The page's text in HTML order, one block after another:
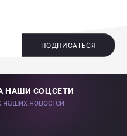
ПОДПИСАТЬСЯ
НАШИ СОЦСЕТИ
наших новостей